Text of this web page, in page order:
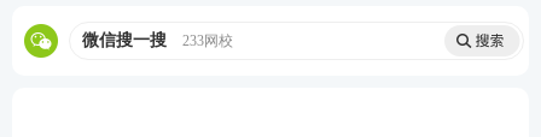
微信搜一搜 233网校